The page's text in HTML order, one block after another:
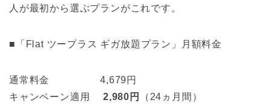
人が最初から選ぶプランがこれです。
■「Flat ツープラス ギガ放題プラン」月額料金
通常料金 4,679円
キャンペーン適用 2,980円
（24ヵ月間）